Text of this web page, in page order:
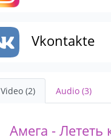
Vkontakte
Video (2) Audio (3)
Амега - Лететь